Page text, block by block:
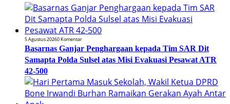
5 Agustus 20260 Komentar
Basarnas Ganjar Penghargaan kepada Tim SAR Dit
Samapta Polda Sulsel atas Misi Evakuasi Pesawat ATR
42-500